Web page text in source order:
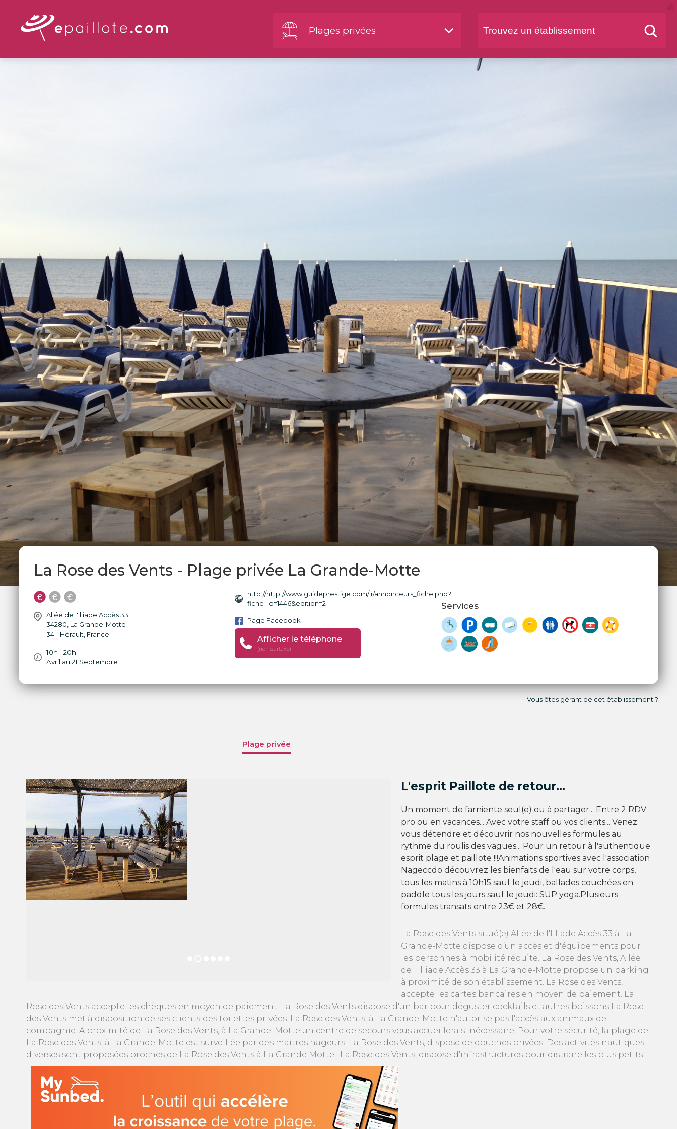
Plages privées
La Rose des Vents - Plage privée La Grande-Motte
Allée de l'Illiade Accès 33
34280 La Grande-Motte
34 - Hérault France
10h - 20h
Avril au 21 Septembre
http://http://www.guideprestige.com/lr/annonceurs_fiche.php?
fiche_id=1446&edition=2
Page Facebook
Afficher le téléphone
(non surtaxé)
Services
Vous êtes gérant de cet établissement ?
Plage privée
L'esprit Paillote de retour...
Un moment de farniente seul(e) ou à partager... Entre 2 RDV
pro ou en vacances... Avec votre staff ou vos clients... Venez
vous détendre et découvrir nos nouvelles formules au
rythme du roulis des vagues... Pour un retour à l'authentique
esprit plage et paillote !!!Animations sportives avec l'association
Nageccdo découvrez les bienfaits de l'eau sur votre corps,
tous les matins à 10h15 sauf le jeudi, ballades couchées en
paddle tous les jours sauf le jeudi: SUP yoga.Plusieurs
formules transats entre 23€ et 28€.
La Rose des Vents situé(e) Allée de l'Illiade Accès 33 à La
Grande-Motte dispose d’un accès et d'équipements pour
les personnes à mobilité réduite. La Rose des Vents, Allée
de l'Illiade Accès 33 à La Grande-Motte propose un parking
à proximité de son établissement. La Rose des Vents,
accepte les cartes bancaires en moyen de paiement. La
Rose des Vents accepte les chèques en moyen de paiement. La Rose des Vents dispose d'un bar pour déguster cocktails et autres boissons La Rose
des Vents met à disposition de ses clients des toilettes privées. La Rose des Vents, à La Grande-Motte n'autorise pas l'accès aux animaux de
compagnie. A proximité de La Rose des Vents, à La Grande-Motte un centre de secours vous accueillera si nécessaire. Pour votre sécurité, la plage de
La Rose des Vents, à La Grande-Motte est surveillée par des maitres nageurs. La Rose des Vents, dispose de douches privées. Des activités nautiques
diverses sont proposées proches de La Rose des Vents à La Grande Motte . La Rose des Vents, dispose d'infrastructures pour distraire les plus petits.